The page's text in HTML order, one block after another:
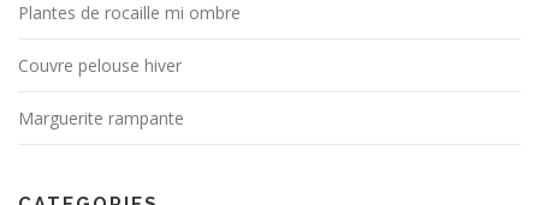
Plantes de rocaille mi ombre
Couvre pelouse hiver
Marguerite rampante